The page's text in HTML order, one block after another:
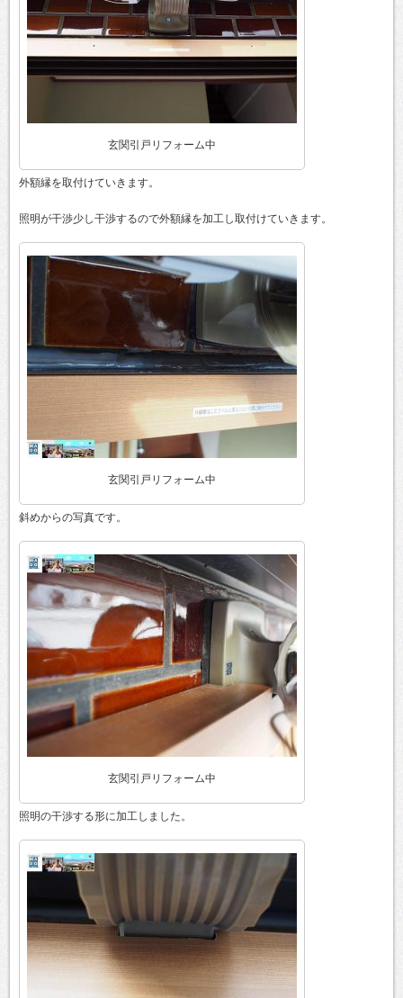
玄関引戸リフォーム中
外額縁を取付けていきます。
照明が干渉少し干渉するので外額縁を加工し取付けていきます。
玄関引戸リフォーム中
斜めからの写真です。
玄関引戸リフォーム中
照明の干渉する形に加工しました。